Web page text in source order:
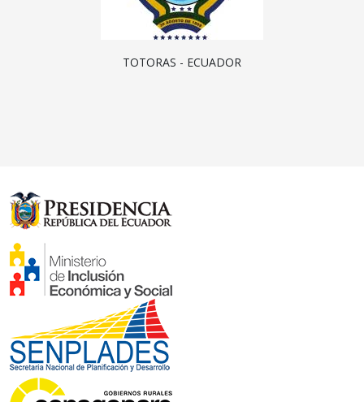
TOTORAS - ECUADOR